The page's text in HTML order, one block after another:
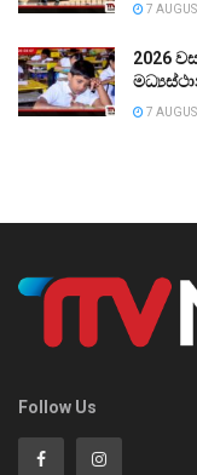
7
2026
7
Follow Us